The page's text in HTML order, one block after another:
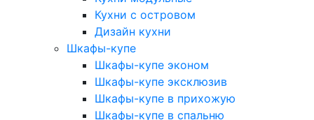
Кухни с островом
Дизайн кухни
Шкафы-купе
Шкафы-купе эконом
Шкафы-купе эксклюзив
Шкафы-купе в прихожую
Шкафы-купе в спальню